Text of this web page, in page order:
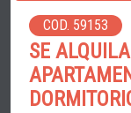
COD. 59153
SE